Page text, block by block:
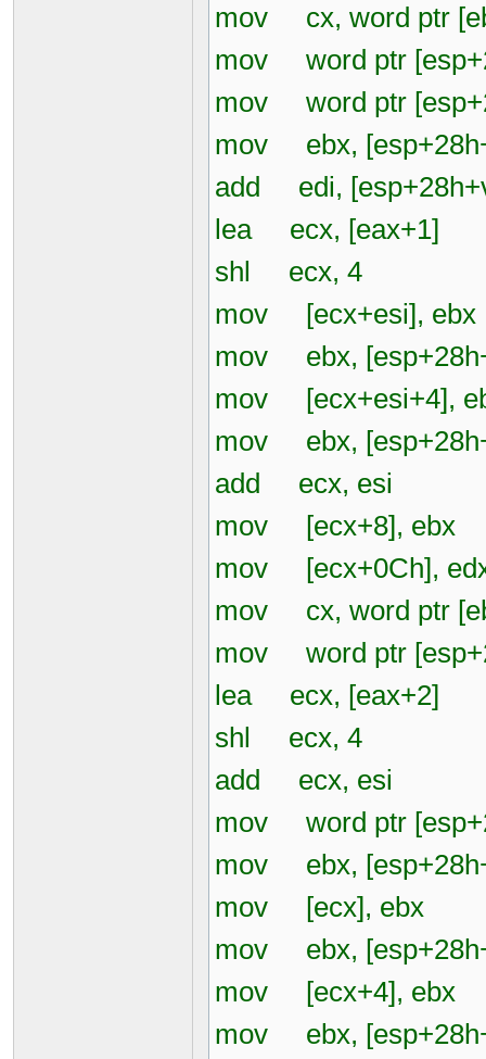
mov cx, word ptr
mov word ptr
mov word ptr
mov ebx,
add edi,
lea ecx, [eax+1]
shl ecx, 4
mov [ecx+esi], ebx
mov ebx,
mov [ecx+esi+4],
mov ebx,
add ecx, esi
mov [ecx+8], ebx
mov [ecx+0Ch],
mov cx, word ptr
mov word ptr
lea ecx, [eax+2]
shl ecx, 4
add ecx, esi
mov word ptr
mov ebx,
mov [ecx], ebx
mov ebx,
mov [ecx+4], ebx
mov ebx,